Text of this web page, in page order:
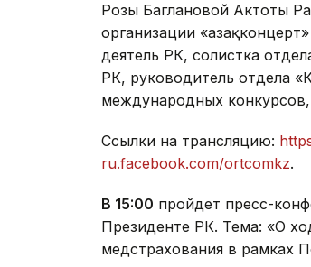
Розы Баглановой Актоты
организации
деятель РК, солистка
РК, руководитель отдела
международных
Ссылки на трансляцию:
ru.facebook.com/ortcomkz.
В 15:00 пройдет пресс-
Президенте РК. Тема: «О
медстрахования в рамках